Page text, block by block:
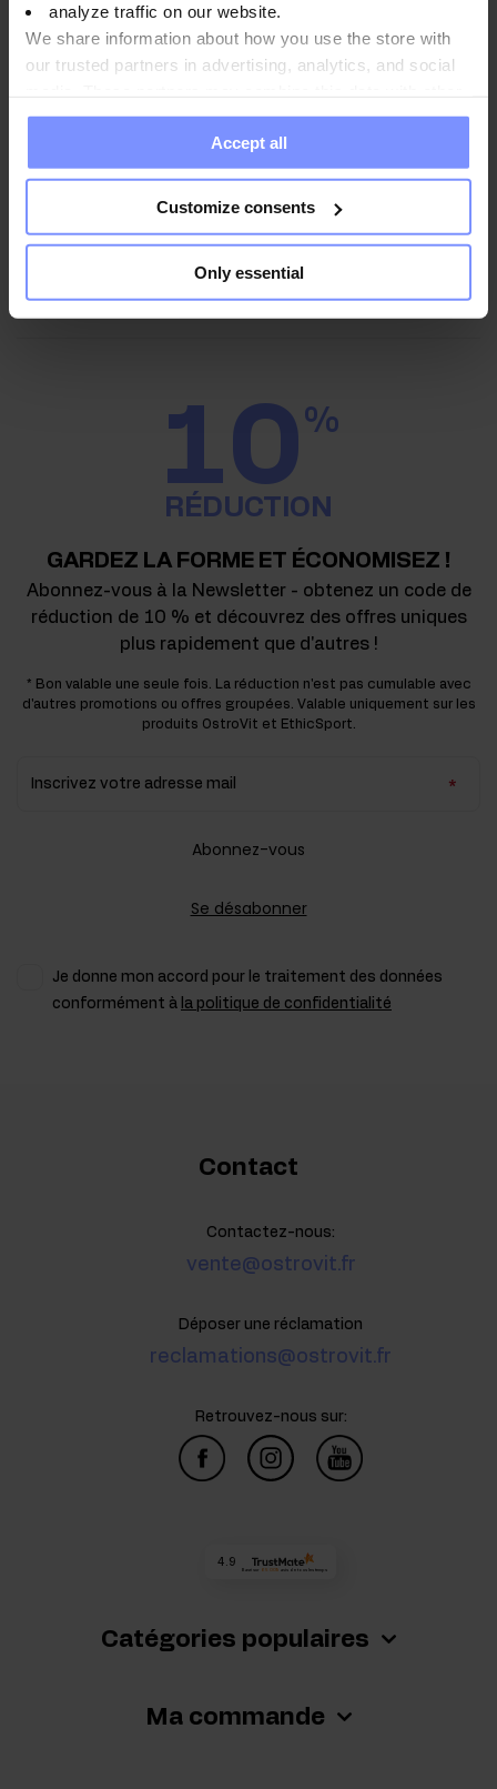
analyze traffic on our website.
We share information about how you use the store with
our trusted partners in advertising, analytics, and social
information you have provided to them or that they have
collected when you use their services. Do you agree?
Accept all
Customize consents
Only essential
OstroVit Kisiel 200 g
Goût :Fraise des bois
Ajouter au panier
Vous avez vu tous les produits
10%
RÉDUCTION
GARDEZ LA FORME ET ÉCONOMISEZ !
Abonnez-vous à la Newsletter - obtenez un code de
réduction de 10 % et découvrez des offres uniques
plus rapidement que d'autres !
* Bon valable une seule fois. La réduction n'est pas cumulable avec
d'autres promotions ou offres groupées. Valable uniquement sur les
produits OstroVit et EthicSport.
Inscrivez votre adresse mail
Abonnez-vous
Se désabonner
Je donne mon accord pour le traitement des données
conformément à la politique de confidentialité
Catégories populaires
Ma commande
Contact
Contactez-nous:
vente@ostrovit.fr
Déposer une réclamation
reclamations@ostrovit.fr
Retrouvez-nous sur:
4.9
Basé sur 65 009 avis de tous les temps